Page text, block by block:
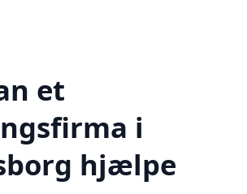
et
i
hjælpe